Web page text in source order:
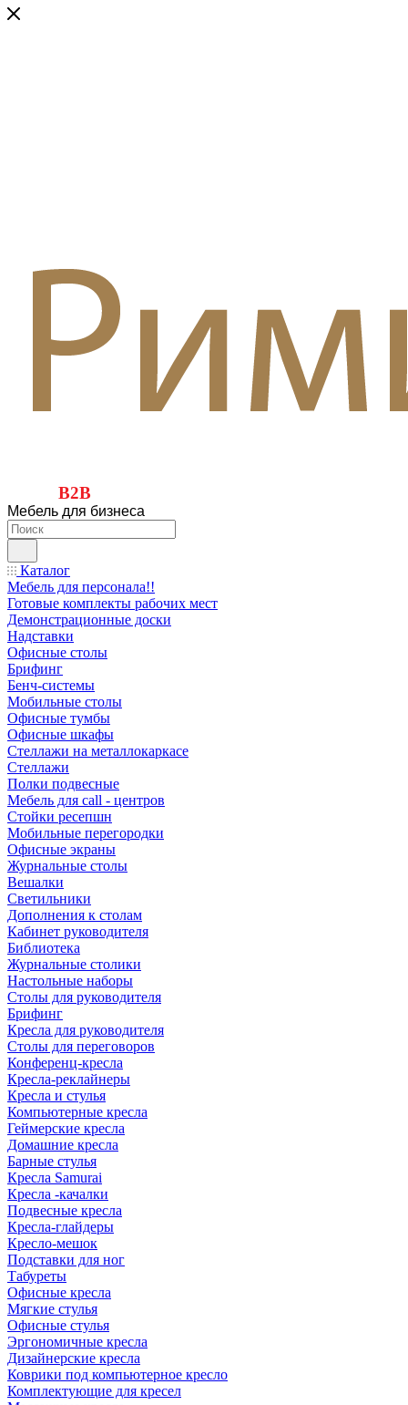
B2B
Мебель для бизнеса
Каталог
Мебель для персонала!!
Готовые комплекты рабочих мест
Демонстрационные доски
Надставки
Офисные столы
Брифинг
Бенч-системы
Мобильные столы
Офисные тумбы
Офисные шкафы
Стеллажи на металлокаркасе
Стеллажи
Полки подвесные
Мебель для call - центров
Стойки ресепшн
Мобильные перегородки
Офисные экраны
Журнальные столы
Вешалки
Светильники
Дополнения к столам
Кабинет руководителя
Библиотека
Журнальные столики
Настольные наборы
Столы для руководителя
Брифинг
Кресла для руководителя
Столы для переговоров
Конференц-кресла
Кресла-реклайнеры
Кресла и стулья
Компьютерные кресла
Геймерские кресла
Домашние кресла
Барные стулья
Кресла Samurai
Кресла -качалки
Подвесные кресла
Кресла-глайдеры
Кресло-мешок
Подставки для ног
Табуреты
Офисные кресла
Мягкие стулья
Офисные стулья
Эргономичные кресла
Дизайнерские кресла
Коврики под компьютерное кресло
Комплектующие для кресел